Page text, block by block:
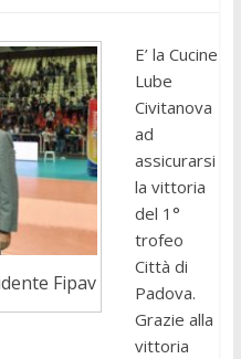
Fipav
E’ la Cucine
Lube
Civitanova
ad
assicurarsi
la vittoria
del 1°
trofeo
Città di
Padova.
Grazie alla
vittoria